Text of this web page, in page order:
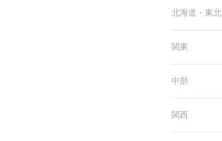
北海道・東北
関東
中部
関西